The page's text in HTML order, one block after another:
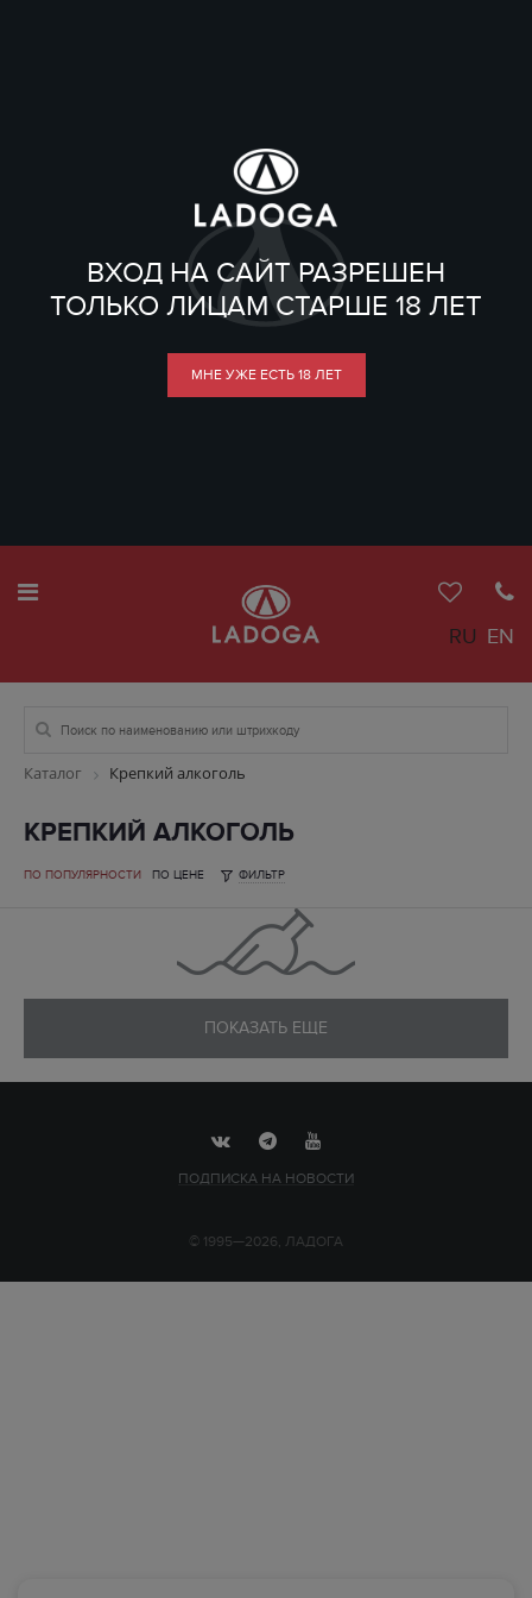
ВХОД НА САЙТ РАЗРЕШЕН
ТОЛЬКО ЛИЦАМ СТАРШЕ 18 ЛЕТ
МНЕ УЖЕ ЕСТЬ 18 ЛЕТ
RU EN
Каталог Крепкий алкоголь
КРЕПКИЙ АЛКОГОЛЬ
ПО ПОПУЛЯРНОСТИ ПО ЦЕНЕ ФИЛЬТР
ПОКАЗАТЬ ЕЩЕ
ПОДПИСКА НА НОВОСТИ
© 1995—2026, ЛАДОГА